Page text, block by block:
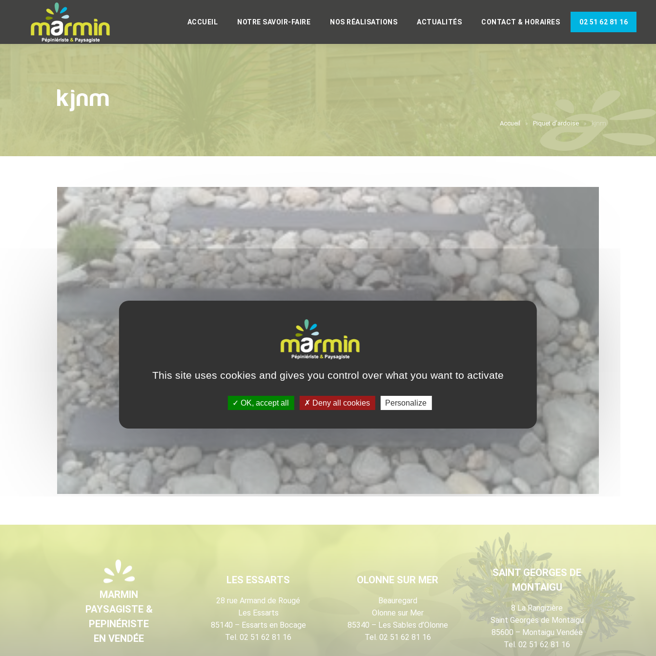
ACCUEIL NOTRE SAVOIR-FAIRE NOS RÉALISATIONS ACTUALITÉS CONTACT & HORAIRES 02 51 62 81 16
kjnm
Accueil Piquet d’ardoise kjnm
MARMIN
PAYSAGISTE &
PEPINÉRISTE
EN VENDÉE
LES ESSARTS
28 rue Armand de Rougé
Les Essarts
85140 – Essarts en Bocage
Tel. 02 51 62 81 16
OLONNE SUR MER
Beauregard
Olonne sur Mer
85340 – Les Sables d’Olonne
Tel. 02 51 62 81 16
SAINT GEORGES DE
MONTAIGU
8 La Rangizière
Saint Georges de Montaigu
85600 – Montaigu Vendée
Tel. 02 51 62 81 16
This site uses cookies and gives you control over what you want to activate
OK, accept all Deny all cookies Personalize